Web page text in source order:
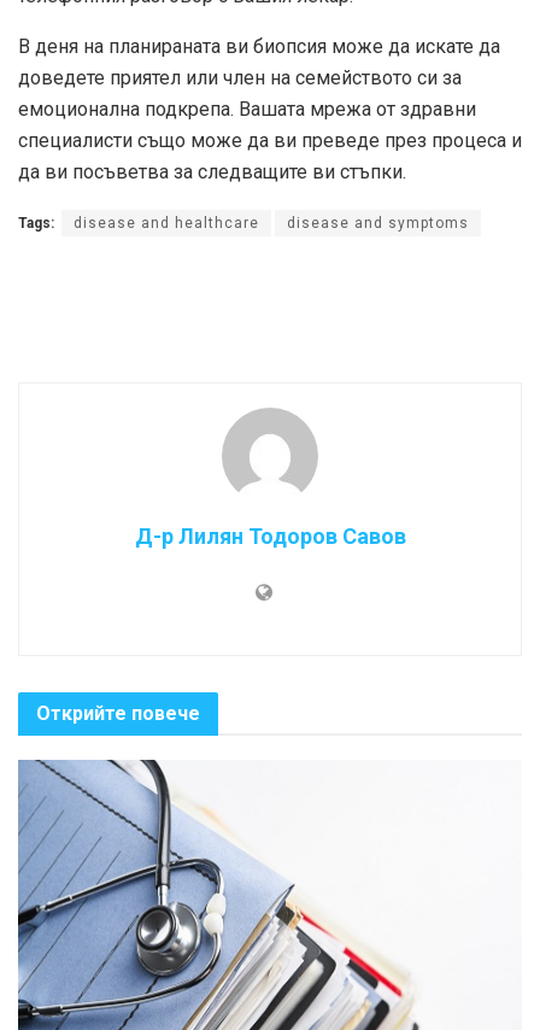
В деня на планираната ви биопсия може да искате да
доведете приятел или член на семейството си за
емоционална подкрепа. Вашата мрежа от здравни
специалисти също може да ви преведе през процеса и
да ви посъветва за следващите ви стъпки.
Tags: disease and healthcare disease and symptoms
Д-р Лилян Тодоров Савов
Открийте повече